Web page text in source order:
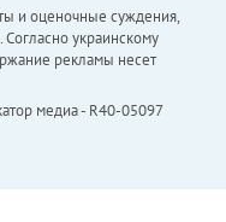
и оценочные суждения,
украинскому
рекламы несет
медиа - R40-05097